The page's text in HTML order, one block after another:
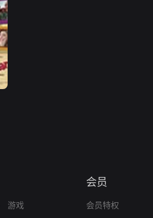
游戏
会员
会员特权